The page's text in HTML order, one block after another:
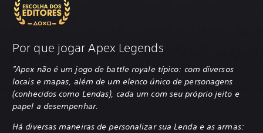
Por que jogar Apex Legends
"Apex não é um jogo de battle royale típico: com diversos
locais e mapas, além de um elenco único de personagens
(conhecidos como Lendas), cada um com seu próprio jeito e
papel a desempenhar.
Há diversas maneiras de personalizar sua Lenda e as armas: